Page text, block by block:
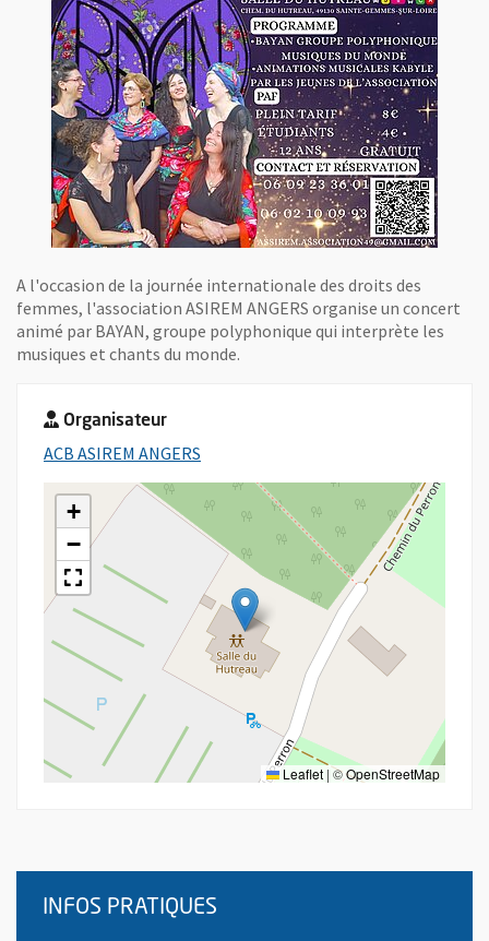
A l'occasion de la journée internationale des droits des
femmes, l'association ASIREM ANGERS organise un concert
animé par BAYAN, groupe polyphonique qui interprète les
musiques et chants du monde.
Organisateur
ACB ASIREM ANGERS
+
−
Leaflet |©OpenStreetMap
INFOS PRATIQUES